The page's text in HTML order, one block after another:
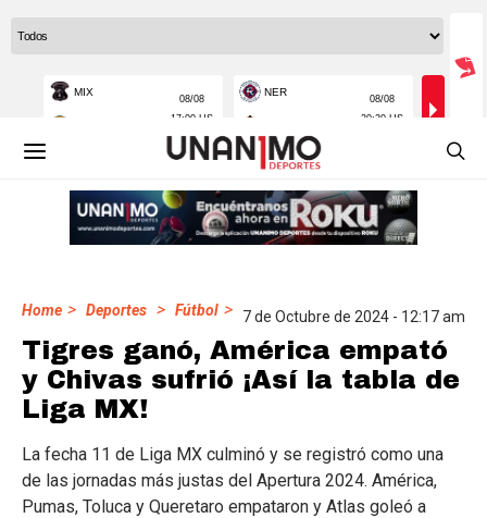
Home > Deportes > Fútbol > 7 de Octubre de 2024 - 12:17 am
Tigres ganó, América empató
y Chivas sufrió ¡Así la tabla de
Liga MX!
La fecha 11 de Liga MX culminó y se registró como una
de las jornadas más justas del Apertura 2024. América,
Pumas, Toluca y Queretaro empataron y Atlas goleó a